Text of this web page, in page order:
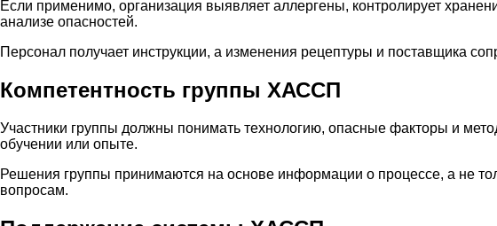
Если применимо, организация выявляет аллергены, контролирует
анализе опасностей.
Персонал получает инструкции, а изменения рецептуры и поставщика
Компетентность группы ХАССП
Участники группы должны понимать технологию, опасные факторы и
обучении или опыте.
Решения группы принимаются на основе информации о процессе, а не
вопросам.